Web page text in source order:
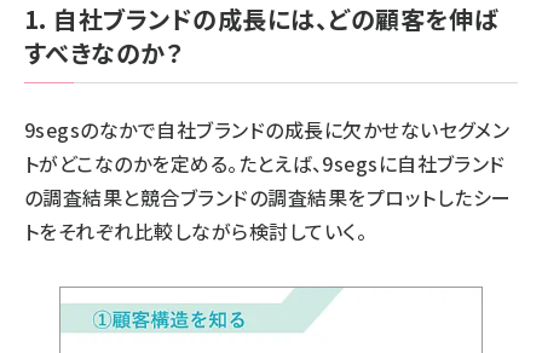
1. 自社ブランドの成長には、どの顧客を伸ば
すべきなのか？
9segsのなかで自社ブランドの成長に欠かせないセグメン
トがどこなのかを定める。たとえば、9segsに自社ブランド
の調査結果と競合ブランドの調査結果をプロットしたシー
トをそれぞれ比較しながら検討していく。